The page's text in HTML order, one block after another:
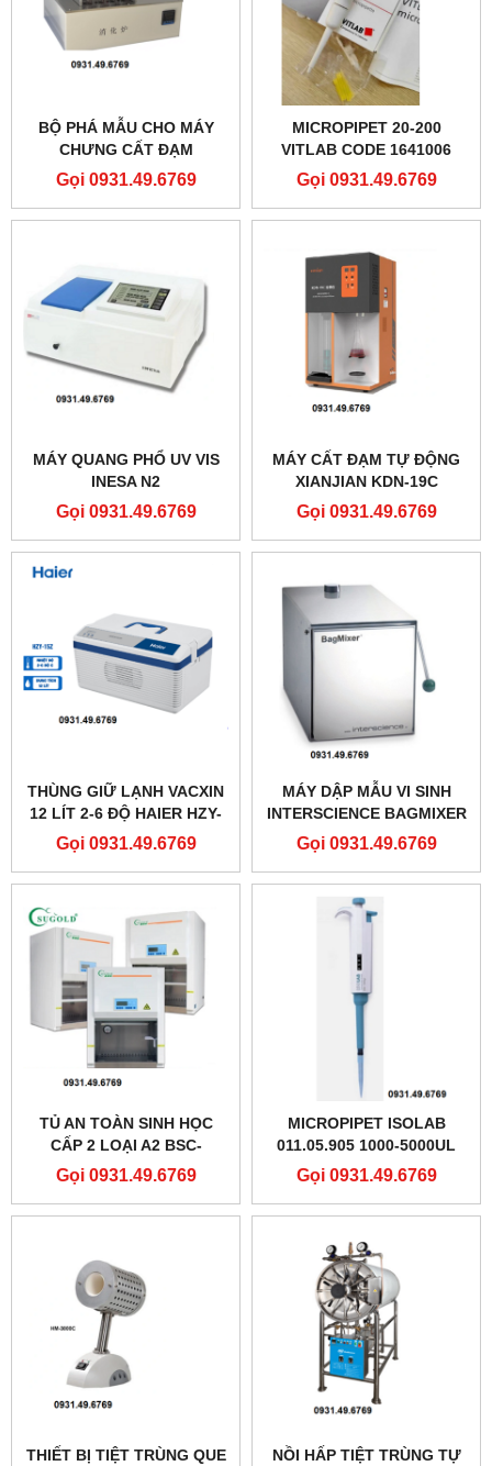
BỘ PHÁ MẪU CHO MÁY
CHƯNG CẤT ĐẠM
KJELDAHN 20 VỊ TRÍ KDN-
Gọi 0931.49.6769
MICROPIPET 20-200
VITLAB CODE 1641006
Gọi 0931.49.6769
MÁY QUANG PHỔ UV VIS
INESA N2
Gọi 0931.49.6769
MÁY CẤT ĐẠM TỰ ĐỘNG
XIANJIAN KDN-19C
Gọi 0931.49.6769
THÙNG GIỮ LẠNH VACXIN
12 LÍT 2-6 ĐỘ HAIER HZY-
15Z
Gọi 0931.49.6769
MÁY DẬP MẪU VI SINH
INTERSCIENCE BAGMIXER
400P
Gọi 0931.49.6769
TỦ AN TOÀN SINH HỌC
CẤP 2 LOẠI A2 BSC-
700IIA2-EP
Gọi 0931.49.6769
MICROPIPET ISOLAB
011.05.905 1000-5000UL
Gọi 0931.49.6769
THIẾT BỊ TIỆT TRÙNG QUE
NỒI HẤP TIỆT TRÙNG TỰ